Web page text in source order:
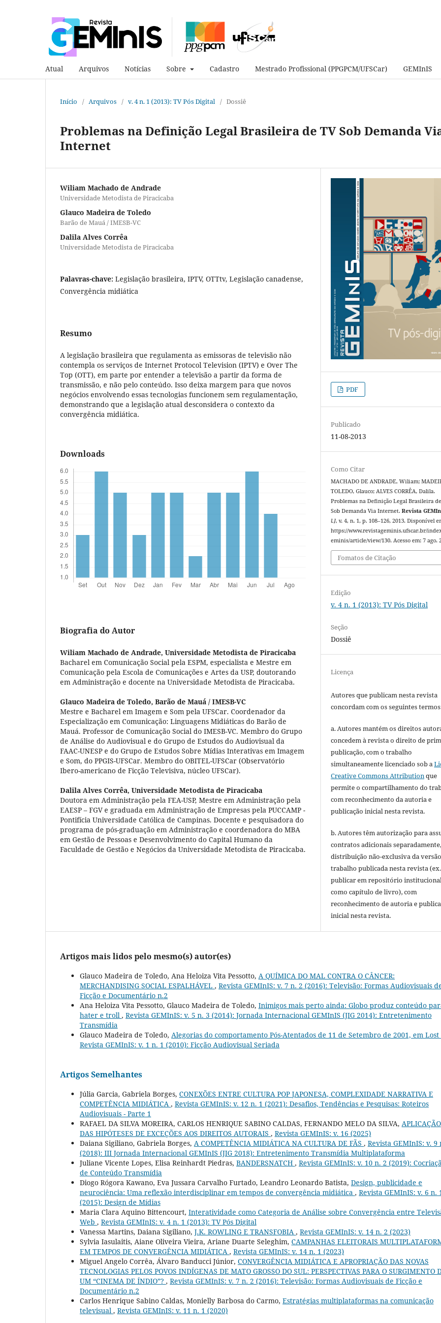
Atual Arquivos Notícias Sobre Cadastro Mestrado Profissional (PPGPCM/UFSCar) GEMInIS
Início / Arquivos / v. 4 n. 1 (2013): TV Pós Digital / Dossiê
Problemas na Definição Legal Brasileira de TV Sob Demanda
Internet
Wiliam Machado de Andrade
Universidade Metodista de Piracicaba
Glauco Madeira de Toledo
Barão de Mauá / IMESB-VC
Dalila Alves Corrêa
Universidade Metodista de Piracicaba
Palavras-chave: Legislação brasileira, IPTV, OTTtv, Legislação canadense,
Convergência midiática
Resumo
A legislação brasileira que regulamenta as emissoras de televisão não
contempla os serviços de Internet Protocol Television (IPTV) e Over The
Top (OTT), em parte por entender a televisão a partir da forma de
transmissão, e não pelo conteúdo. Isso deixa margem para que novos
negócios envolvendo essas tecnologias funcionem sem regulamentação,
demonstrando que a legislação atual desconsidera o contexto da
convergência midiática.
Downloads
Biografia do Autor
Wiliam Machado de Andrade, Universidade Metodista de Piracicaba
Bacharel em Comunicação Social pela ESPM, especialista e Mestre em
Comunicação pela Escola de Comunicações e Artes da USP, doutorando
em Administração e docente na Universidade Metodista de Piracicaba.
Glauco Madeira de Toledo, Barão de Mauá / IMESB-VC
Mestre e Bacharel em Imagem e Som pela UFSCar. Coordenador da
Especialização em Comunicação: Linguagens Midiáticas do Barão de
Mauá. Professor de Comunicação Social do IMESB-VC. Membro do Grupo
de Análise do Audiovisual e do Grupo de Estudos do Audiovisual da
FAAC-UNESP e do Grupo de Estudos Sobre Mídias Interativas em Imagem
e Som, do PPGIS-UFSCar. Membro do OBITEL-UFSCar (Observatório
Ibero-americano de Ficção Televisiva, núcleo UFSCar).
Dalila Alves Corrêa, Universidade Metodista de Piracicaba
Doutora em Administração pela FEA-USP, Mestre em Administração pela
EAESP – FGV e graduada em Administração de Empresas pela PUCCAMP -
Pontifícia Universidade Católica de Campinas. Docente e pesquisadora do
programa de pós-graduação em Administração e coordenadora do MBA
em Gestão de Pessoas e Desenvolvimento do Capital Humano da
Faculdade de Gestão e Negócios da Universidade Metodista de Piracicaba.
PDF
Publicado
11-08-2013
Como Citar
MACHADO DE ANDRADE, Wiliam;
TOLEDO, Glauco; ALVES CORRÊA, Dalila.
Problemas na Definição Legal Brasileira
Sob Demanda Via Internet.Revista
l.], v. 4, n. 1, p. 108–126, 2013. Disponível
https://www.revistageminis.ufscar.br/
eminis/article/view/130. Acesso em: 7 ago.
Fomatos de Citação
Edição
v. 4 n. 1 (2013): TV Pós Digital
Seção
Dossiê
Licença
Autores que publicam nesta revista
concordam com os seguintes
a. Autores mantém os direitos
concedem à revista o direito de
publicação, com o trabalho
simultaneamente licenciado sob a
Creative Commons Attributionque
permite o compartilhamento do
com reconhecimento da autoria e
publicação inicial nesta revista.
b. Autores têm autorização para
contratos adicionais
distribuição não-exclusiva da
trabalho publicada nesta revista
publicar em repositório
como capítulo de livro), com
reconhecimento de autoria e
inicial nesta revista.
Artigos mais lidos pelo mesmo(s) autor(es)
Glauco Madeira de Toledo, Ana Heloiza Vita Pessotto, A QUÍMICA DO MAL CONTRA O CÂNCER:
MERCHANDISING SOCIAL ESPALHÁVEL , Revista GEMInIS: v. 7 n. 2 (2016): Televisão: Formas Audiovisuais
Ficção e Documentário n.2
Ana Heloiza Vita Pessotto, Glauco Madeira de Toledo, Inimigos mais perto ainda: Globo produz conteúdo
hater e troll , Revista GEMInIS: v. 5 n. 3 (2014): Jornada Internacional GEMInIS (JIG 2014): Entretenimento
Transmídia
Glauco Madeira de Toledo, Alegorias do comportamento Pós-Atentados de 11 de Setembro de 2001, em Lost
Revista GEMInIS: v. 1 n. 1 (2010): Ficção Audiovisual Seriada
Artigos Semelhantes
Júlia Garcia, Gabriela Borges, CONEXÕES ENTRE CULTURA POP JAPONESA, COMPLEXIDADE NARRATIVA E
COMPETÊNCIA MIDIÁTICA , Revista GEMInIS: v. 12 n. 1 (2021): Desafios, Tendências e Pesquisas: Roteiros
Audiovisuais - Parte 1
RAFAEL DA SILVA MOREIRA, CARLOS HENRIQUE SABINO CALDAS, FERNANDO MELO DA SILVA, APLICAÇÃO
DAS HIPÓTESES DE EXCEÇÕES AOS DIREITOS AUTORAIS , Revista GEMInIS: v. 16 (2025)
Daiana Sigiliano, Gabriela Borges, A COMPETÊNCIA MIDIÁTICA NA CULTURA DE FÃS , Revista GEMInIS: v. 9
(2018): III Jornada Internacional GEMInIS (JIG 2018): Entretenimento Transmídia Multiplataforma
Juliane Vicente Lopes, Elisa Reinhardt Piedras, BANDERSNATCH , Revista GEMInIS: v. 10 n. 2 (2019):
de Conteúdo Transmídia
Diogo Rógora Kawano, Eva Jussara Carvalho Furtado, Leandro Leonardo Batista, Design, publicidade e
neurociência: Uma reflexão interdisciplinar em tempos de convergência midiática , Revista GEMInIS: v. 6 n.
(2015): Design de Mídias
Maria Clara Aquino Bittencourt, Interatividade como Categoria de Análise sobre Convergência entre
Web , Revista GEMInIS: v. 4 n. 1 (2013): TV Pós Digital
Vanessa Martins, Daiana Sigiliano, J.K. ROWLING E TRANSFOBIA , Revista GEMInIS: v. 14 n. 2 (2023)
Sylvia Iasulaitis, Aiane Oliveira Vieira, Ariane Duarte Seleghim, CAMPANHAS ELEITORAIS
EM TEMPOS DE CONVERGÊNCIA MIDIÁTICA , Revista GEMInIS: v. 14 n. 1 (2023)
Miguel Angelo Corrêa, Álvaro Banducci Júnior, CONVERGÊNCIA MIDIÁTICA E APROPRIAÇÃO DAS NOVAS
TECNOLOGIAS PELOS POVOS INDÍGENAS DE MATO GROSSO DO SUL: PERSPECTIVAS PARA O SURGIMENTO
UM “CINEMA DE ÍNDIO”? , Revista GEMInIS: v. 7 n. 2 (2016): Televisão: Formas Audiovisuais de Ficção e
Documentário n.2
Carlos Henrique Sabino Caldas, Monielly Barbosa do Carmo, Estratégias multiplataformas na comunicação
televisual , Revista GEMInIS: v. 11 n. 1 (2020)